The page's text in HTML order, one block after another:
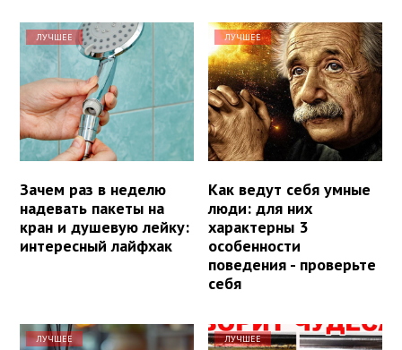
ЛУЧШЕЕ
Зачем раз в неделю
надевать пакеты на
кран и душевую лейку:
интересный лайфхак
ЛУЧШЕЕ
Как ведут себя умные
люди: для них
характерны 3
особенности
поведения - проверьте
себя
ЛУЧШЕЕ ЛУЧШЕЕ